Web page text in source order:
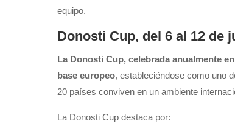
equipo.
Donosti Cup, del 6 al 12 de
La Donosti Cup, celebrada anualmente
base europeo, estableciéndose como uno
20 países conviven en un ambiente
La Donosti Cup destaca por: